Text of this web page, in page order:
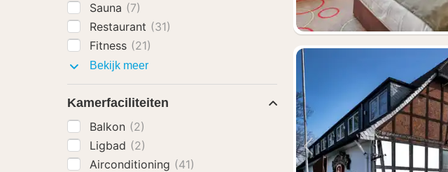
Vorige foto
Sauna (7)
Restaurant (31)
Fitness (21)
Bekijk meerFaciliteiten
Kamerfaciliteiten
Balkon (2)
Ligbad (2)
Airconditioning (41)